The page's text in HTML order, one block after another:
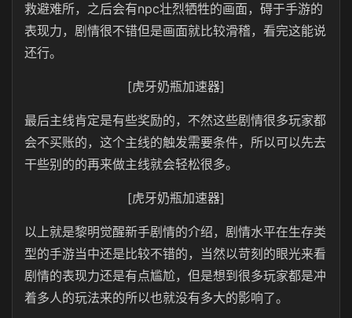
救避难所，之后会有npc壮烈牺牲的画面，碍于手游的
表现力，剧情很不错但是画面就比较滑稽，看完这能说
还行。
[虎牙奶瓶加速器]
最后主线肯定是有些奖励的，不然这些剧情很多玩家都
会不买账的，这个主线的触发需要条件，所以可以先去
干些别的的再来做主线就会轻松很多。
[虎牙奶瓶加速器]
以上就是黎明觉醒新手剧情的介绍，剧情水平在生存类
型的手游当中还是比较不错的，当然以苛刻的眼光来看
剧情的表现力还是有点尴尬，但是想到很多玩家都是冲
着多人的玩法来的所以也就没有多大的影响了。